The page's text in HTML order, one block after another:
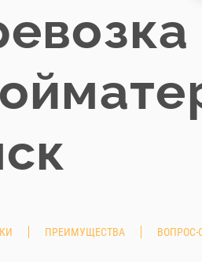
ПРЕИМУЩЕСТВА ВОПРОС-